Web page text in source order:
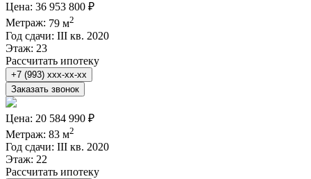
Цена: 36 953 800 ₽
Метраж: 79 м2
Год сдачи: III кв. 2020
Этаж: 23
Рассчитать ипотеку
+7 (993) xxx-xx-xx
Заказать звонок
Цена: 20 584 990 ₽
Метраж: 83 м2
Год сдачи: III кв. 2020
Этаж: 22
Рассчитать ипотеку